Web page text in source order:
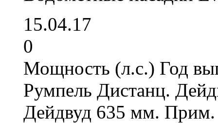
15.04.17
0
Мощность (л.с.) Год
Румпель Дистанц.
Дейдвуд 635 мм.